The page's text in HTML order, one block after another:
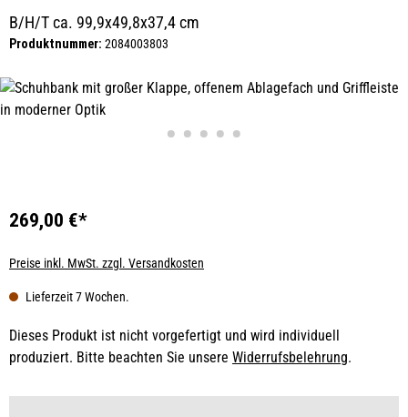
B/H/T ca. 99,9x49,8x37,4 cm
Produktnummer: 2084003803
Bildergalerie überspringen
269,00 €*
Preise inkl. MwSt. zzgl. Versandkosten
Lieferzeit 7 Wochen.
Dieses Produkt ist nicht vorgefertigt und wird individuell
produziert. Bitte beachten Sie unsere Widerrufsbelehrung.